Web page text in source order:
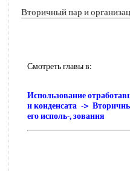
Вторичный пар и
Смотреть главы в:
Использование
и конденсата ->
его исполь-, зования